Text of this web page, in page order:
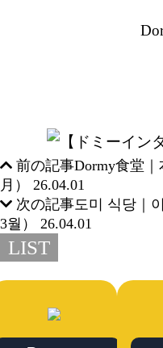
前の記事Dormy食堂
月）
26.04.01
次の記事도미 식당｜
3월）
26.04.01
LIST